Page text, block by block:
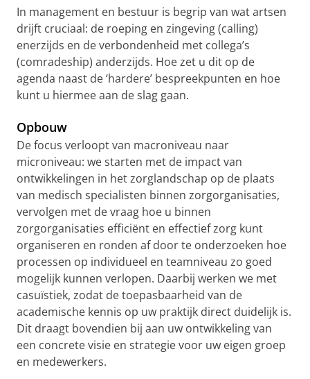
In management en bestuur is begrip van wat artsen
drijft cruciaal: de roeping en zingeving (calling)
enerzijds en de verbondenheid met collega’s
(comradeship) anderzijds. Hoe zet u dit op de
agenda naast de ‘hardere’ bespreekpunten en hoe
kunt u hiermee aan de slag gaan.
Opbouw
De focus verloopt van macroniveau naar
microniveau: we starten met de impact van
ontwikkelingen in het zorglandschap op de plaats
van medisch specialisten binnen zorgorganisaties,
vervolgen met de vraag hoe u binnen
zorgorganisaties efficiënt en effectief zorg kunt
organiseren en ronden af door te onderzoeken hoe
processen op individueel en teamniveau zo goed
mogelijk kunnen verlopen. Daarbij werken we met
casuïstiek, zodat de toepasbaarheid van de
academische kennis op uw praktijk direct duidelijk is.
Dit draagt bovendien bij aan uw ontwikkeling van
een concrete visie en strategie voor uw eigen groep
en medewerkers.